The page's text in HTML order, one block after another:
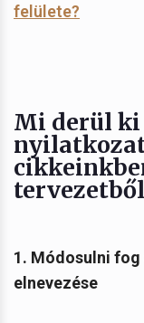
felülete?
Mi derül ki
1. Módosulni fog
elnevezése